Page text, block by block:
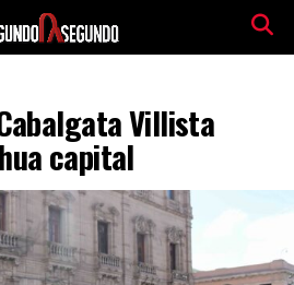
Villista
capital